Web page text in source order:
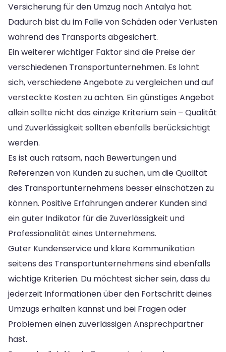
Versicherung für den Umzug nach Antalya hat.
Dadurch bist du im Falle von Schäden oder Verlusten
während des Transports abgesichert.
Ein weiterer wichtiger Faktor sind die Preise der
verschiedenen Transportunternehmen. Es lohnt
sich, verschiedene Angebote zu vergleichen und auf
versteckte Kosten zu achten. Ein günstiges Angebot
allein sollte nicht das einzige Kriterium sein – Qualität
und Zuverlässigkeit sollten ebenfalls berücksichtigt
werden.
Es ist auch ratsam, nach Bewertungen und
Referenzen von Kunden zu suchen, um die Qualität
des Transportunternehmens besser einschätzen zu
können. Positive Erfahrungen anderer Kunden sind
ein guter Indikator für die Zuverlässigkeit und
Professionalität eines Unternehmens.
Guter Kundenservice und klare Kommunikation
seitens des Transportunternehmens sind ebenfalls
wichtige Kriterien. Du möchtest sicher sein, dass du
jederzeit Informationen über den Fortschritt deines
Umzugs erhalten kannst und bei Fragen oder
Problemen einen zuverlässigen Ansprechpartner
hast.